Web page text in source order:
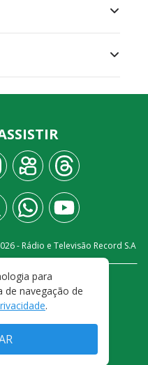
- Rádio e Televisão Record S.A
PRIVACIDADE
DE USO
para
de navegação de
.